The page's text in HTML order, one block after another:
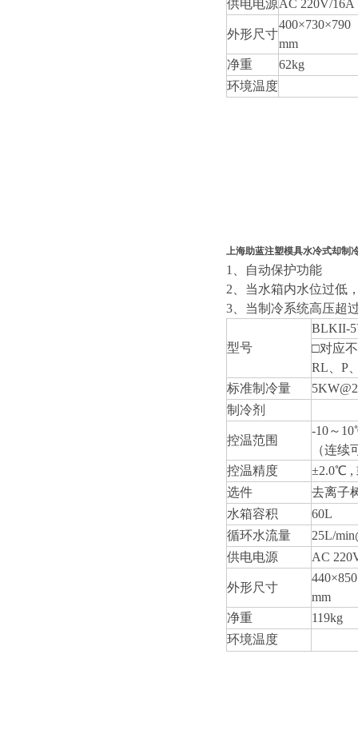
供电电源AC 220V/16A
外形尺寸
400×730×790
mm
净重
62kg
环境温度
上海助蓝注塑模具水冷式却制
1、自动保护功能
2、当水箱内水位过低
3、当制冷系统高压超
型号
BLKII-
□对应
RL、P
标准制冷量
制冷剂
控温范围
-10～
（连续
控温精度
±2.0℃ ,
选件
去离子
水箱容积
60L
循环水流量
25L/
供电电源
AC
外形尺寸
mm
净重
119kg
环境温度